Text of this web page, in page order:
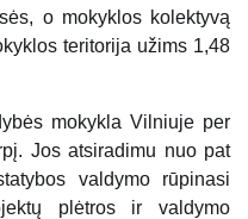
o mokyklos kolektyvą
teritorija užims 1,48
mokykla Vilniuje per
Jos atsiradimu nuo pat
valdymo rūpinasi
plėtros ir valdymo